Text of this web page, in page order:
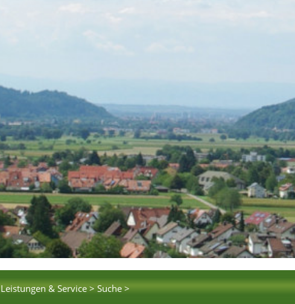
Leistungen & Service > Suche >